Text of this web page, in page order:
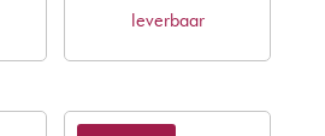
was: is:
leverbaar